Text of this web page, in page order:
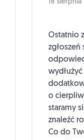
18 sierpnia
Ostatnio
zgłoszeń
o
staramy
znaleźć
Co do